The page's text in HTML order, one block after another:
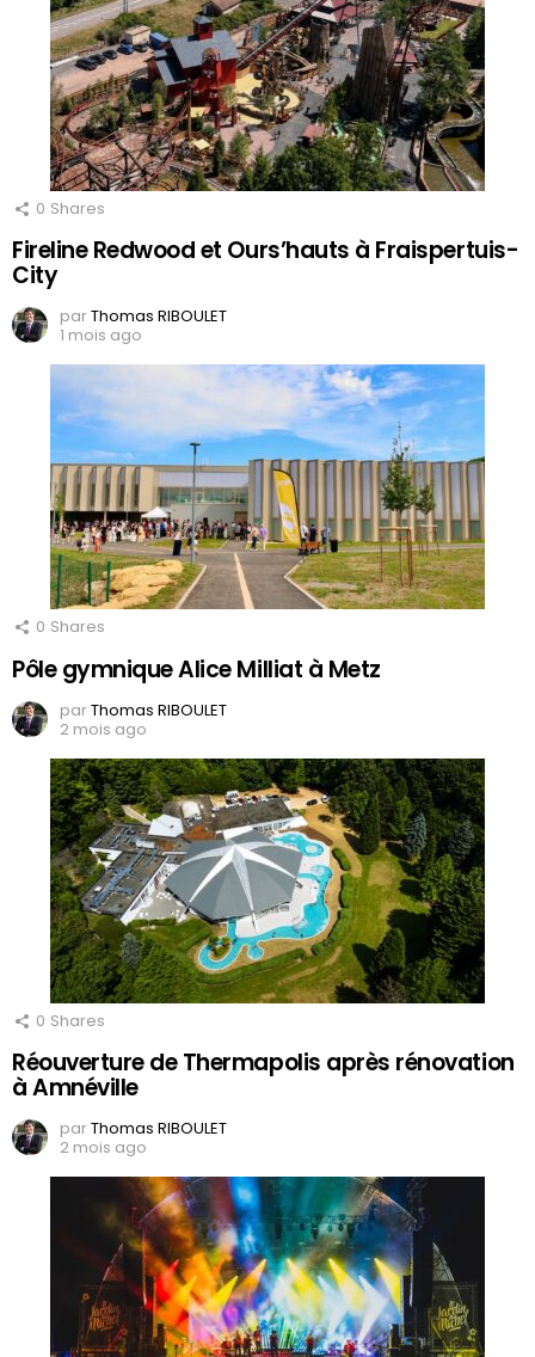
0 Shares
Fireline Redwood et Ours’hauts à Fraispertuis-
City
parThomas RIBOULET
1 mois ago
0 Shares
Pôle gymnique Alice Milliat à Metz
parThomas RIBOULET
2 mois ago
0 Shares
Réouverture de Thermapolis après rénovation
à Amnéville
parThomas RIBOULET
2 mois ago